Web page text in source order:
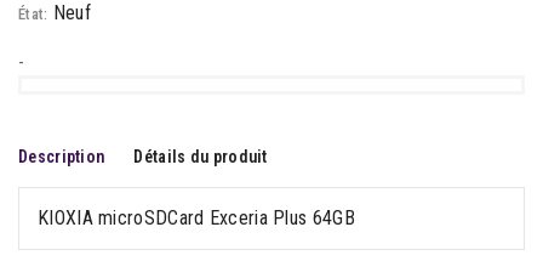
État: Neuf
-
Description Détails du produit
KIOXIA microSDCard Exceria Plus 64GB